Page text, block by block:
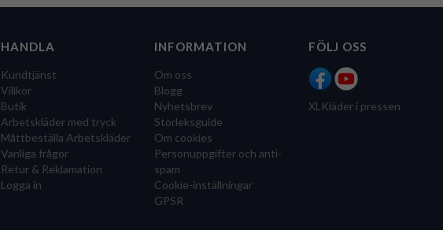
HANDLA
Kundtjänst
Villkor
Butik
Arbetskläder med tryck
Måttbeställa Arbetskläder
Vanliga frågor
Retur & Reklamation
Logga in
INFORMATION
Om oss
Blogg
Nyhetsbrev
Storleksguide
Om cookies
Personuppgifter och anti-
spam
Cookie-inställningar
GPSR
FÖLJ OSS
XLKläder i pressen